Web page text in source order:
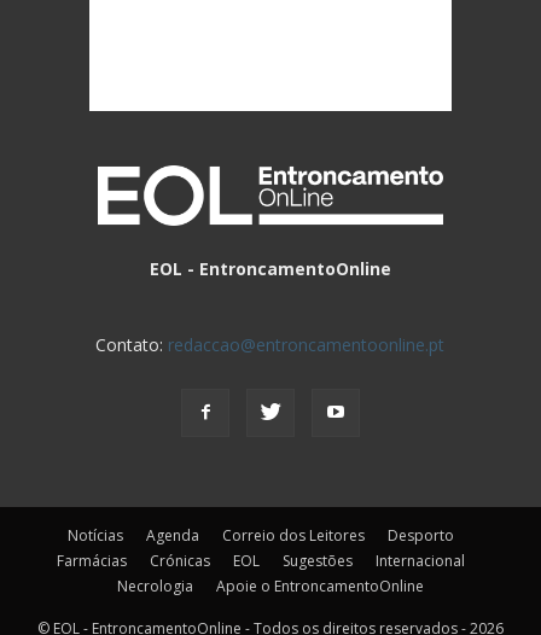
EOL - EntroncamentoOnline
Contato: redaccao@entroncamentoonline.pt
Notícias Agenda Correio dos Leitores
Desporto
Farmácias
Crónicas EOL Sugestões
Internacional
Necrologia
Apoie o EntroncamentoOnline
© EOL - EntroncamentoOnline - Todos os direitos reservados - 2026